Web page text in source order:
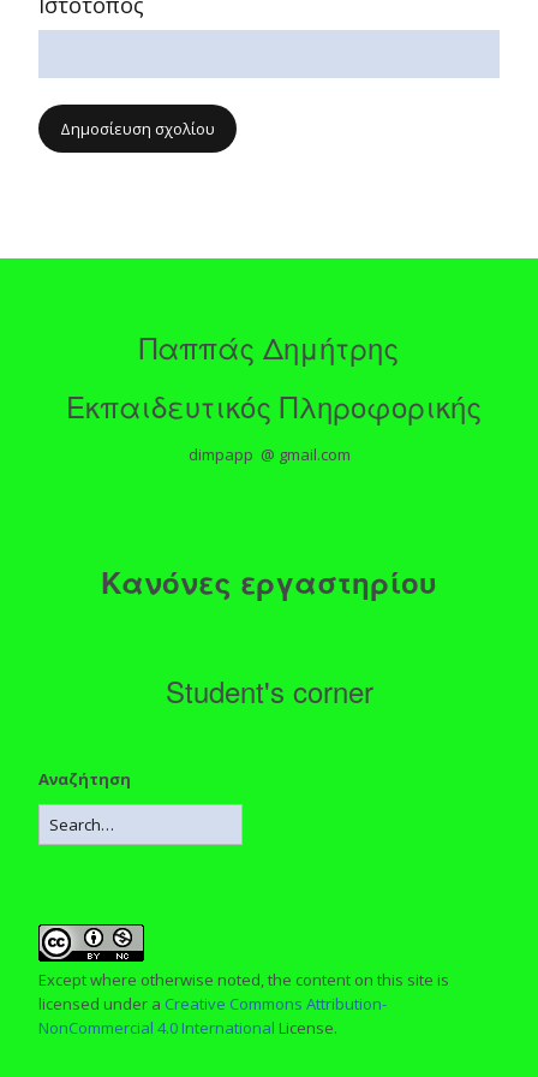
Παππάς Δημήτρης
Εκπαιδευτικός Πληροφορικής
dimpapp @ gmail.com
Κανόνες εργαστηρίου
Student's corner
Αναζήτηση
Except where otherwise noted, the content on this site is
licensed under a Creative Commons Attribution-
NonCommercial 4.0 International License.